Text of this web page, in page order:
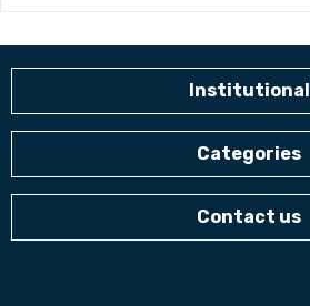
Institutional
Categories
Contact us